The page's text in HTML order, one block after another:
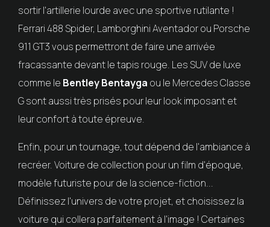
sortir l'artillerie lourde avec une sportive rutilante !
Ferrari 488 Spider, Lamborghini Aventador ou Porsche
911 GT3 vous permettront de faire une arrivée
fracassante devant le tapis rouge. Les SUV de luxe
comme le Bentley Bentayga ou le Mercedes Classe
G sont aussi très prisés pour leur look imposant et
leur confort à toute épreuve.
Enfin, pour un tournage, tout dépend de l'ambiance à
recréer. Voiture de collection pour un film d'époque,
modèle futuriste pour de la science-fiction...
Définissez l'univers de votre projet, et choisissez la
voiture qui collera parfaitement à l'image ! Certaines